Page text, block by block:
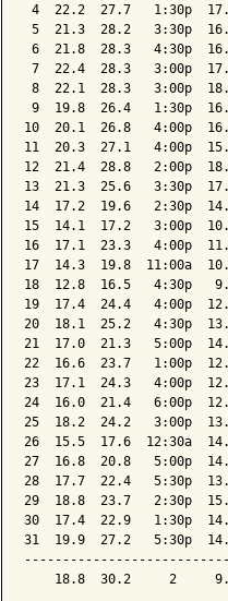
4  22.2  27.7   1:30p
5  21.3  28.2   3:30p
6  21.8  28.3   4:30p
7  22.4  28.3   3:00p
8  22.1  28.3   3:00p
9  19.8  26.4   1:30p
10  20.1  26.8   4:00p
11  20.3  27.1   4:00p
12  21.4  28.8   2:00p
13  21.3  25.6   3:30p
14  17.2  19.6   2:30p
15  14.1  17.2   3:00p
16  17.1  23.3   4:00p
17  14.3  19.8  11:00a
18  12.8  16.5   4:30p
19  17.4  24.4   4:00p
20  18.1  25.2   4:30p
21  17.0  21.3   5:00p
22  16.6  23.7   1:00p
23  17.1  24.3   4:00p
24  16.0  21.4   6:00p
25  18.2  24.2   3:00p
26  15.5  17.6  12:30a
27  16.8  20.8   5:00p
28  17.7  22.4   5:30p
29  18.8  23.7   2:30p
30  17.4  22.9   1:30p
31  19.9  27.2   5:30p
18.8  30.2     2